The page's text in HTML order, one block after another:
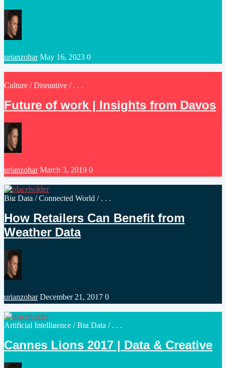
Posted
by
urianzohar May 16, 2023 0
Posted
Culture /Disruptive / . . .
Future of work | Insights from Davos
Posted
by
urianzohar March 3, 2019 0
Posted
Big Data /Connected World / . . .
How Retailers Can Benefit from
Weather Data
Posted
by
urianzohar December 21, 2017 0
Posted
Artificial Intelligence /Big Data / . . .
Cannes Lions 2017 | Data & Creative